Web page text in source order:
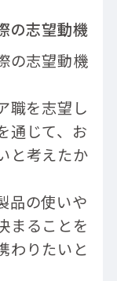
の志望動機
の志望動機
職を志望し
通じて、お
と考えたか
品の使いや
まることを
わりたいと